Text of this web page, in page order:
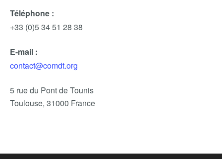
Téléphone :
+33 (0)5 34 51 28 38
E-mail :
contact@comdt.org
5 rue du Pont de Tounis
Toulouse, 31000 France